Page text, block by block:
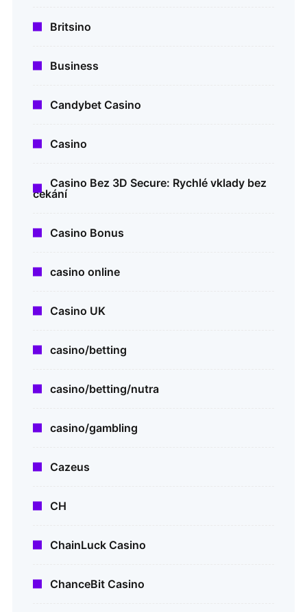
Britsino
Business
Candybet Casino
Casino
Casino Bez 3D Secure: Rychlé vklady bez
čekání
Casino Bonus
casino online
Casino UK
casino/betting
casino/betting/nutra
casino/gambling
Cazeus
CH
ChainLuck Casino
ChanceBit Casino